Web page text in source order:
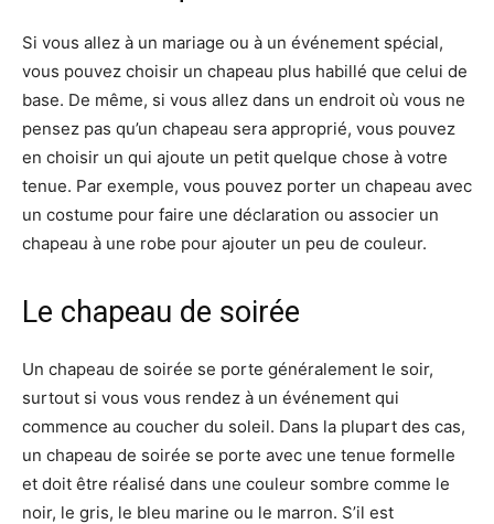
Si vous allez à un mariage ou à un événement spécial,
vous pouvez choisir un chapeau plus habillé que celui de
base. De même, si vous allez dans un endroit où vous ne
pensez pas qu’un chapeau sera approprié, vous pouvez
en choisir un qui ajoute un petit quelque chose à votre
tenue. Par exemple, vous pouvez porter un chapeau avec
un costume pour faire une déclaration ou associer un
chapeau à une robe pour ajouter un peu de couleur.
Le chapeau de soirée
Un chapeau de soirée se porte généralement le soir,
surtout si vous vous rendez à un événement qui
commence au coucher du soleil. Dans la plupart des cas,
un chapeau de soirée se porte avec une tenue formelle
et doit être réalisé dans une couleur sombre comme le
noir, le gris, le bleu marine ou le marron. S’il est